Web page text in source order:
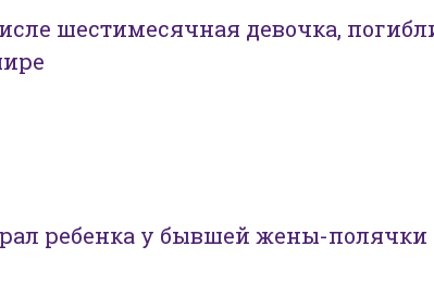
шестимесячная девочка,
ребенка у бывшей жены-полячки